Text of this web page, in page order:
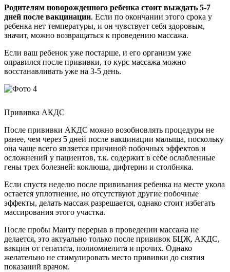
Родителям новорожденного ребенка стоит выждать 5-7
дней после вакцинации. Если по окончании этого срока у
ребенка нет температуры, и он чувствует себя здоровым,
значит, можно возвращаться к проведению массажа.
Если ваш ребенок уже постарше, и его организм уже
оправился после прививки, то курс массажа можно
восстанавливать уже на 3-5 день.
Прививка АКДС
После прививки АКДС можно возобновлять процедуры не
ранее, чем через 5 дней после вакцинации малыша, поскольку
она чаще всего является причиной побочных эффектов и
осложнений у пациентов, т.к. содержит в себе ослабленные
гены трех болезней: коклюша, дифтерии и столбняка.
Если спустя неделю после прививания ребенка на месте укола
остается уплотнение, но отсутствуют другие побочные
эффекты, делать массаж разрешается, однако стоит избегать
массирования этого участка.
После пробы Манту перерыв в проведении массажа не
делается, это актуально только после прививок БЦЖ, АКДС,
вакцин от гепатита, полиомиелита и прочих. Однако
желательно не стимулировать место прививки до снятия
показаний врачом.